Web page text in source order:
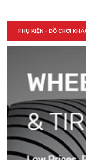
PHỤ KIỆN - ĐỒ CHƠI